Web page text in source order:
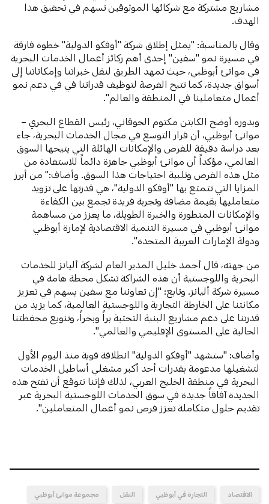
مشاريع مشتركة مع شركائها الموثوقين تسهم في تحقيق هذا
الهدف.
وقال بالمناسبة: "يمثل إطلاق شركة "أوفكو الدولية" خطوة فارقة
في مسيرة نمو "سفين" إحدى أهم ركائز أعمال الخدمات البحرية
في موانئ أبوظبي، حيث تمهد الطريق لنقل خبراتنا وإمكاناتنا إلى
أسواق جديدة، كما تتيح الفرصة لتوظيف قدراتنا في في دعم نمو
أعمال متعاملينا في المنطقة والعالم".
وبدوره أوضح الكابتن مكتوم الحوقاني، رئيس القطاع البحري –
موانئ أبوظبي، أن قرار التوسع في مجال الخدمات البحرية، جاء
بعد دراسة دقيقة للفرص والإمكانات الهائلة التي يتيحها السوق
العالمي، مؤكداً أن موانئ أبوظبي جاهزة دائماً للاستفادة من
مثل هذه الفرص وتلبية احتياجات هذا السوق. وأضاف:" من أبرز
المزايا التي تتمتع بها "أوفكو الدولية"، هي قدرتها على تزويد
متعامليها بقيمة مضافة وتجربة فريدة تجمع بين الكفاءة
والإمكانات المتطورة والخبرة الطويلة، ما يعزز من مساهمة
موانئ أبوظبي في مسيرة التنمية الاقتصادية لإمارة أبوظبي
ودولة الإمارات العربية المتحدة".
من جهته، قال أحمد خليل المدير العام لشركة أليانز للخدمات
البحرية واللوجستية أن هذه الشراكة تشكل محطة هامة في
مسيرة شركة أليانز. وتابع: "إن تعاوننا مع سفين يسهم في تعزيز
مكانتنا على الخارطة التجارية واللوجستية العالمية، كما يزيد من
قدرتنا على دعم مشاريع البنية التحتية براً وبحراً، وتنويع محفظتنا
الحالية على المستوى الإقليمي والعالمي".
وأضاف: "ستشهد "أوفكو الدولية" انطلاقة قوية منذ اليوم الأول
لتشغيلها مدعومة بقدرات أحد أكبر مشغلي أساطيل الخدمات
البحرية في منطقة الخليج العربي، لذلك فإننا نتوقع أن تفتح هذه
الجديدة آفاقاً جديدة في سوق الخدمات اللوجستية البحرية عبر
تقديم حلول متكاملة تعزز فرص نمو أعمال المتعاملين".
الاقتصاد التجارة في أبوظبي النقل مجموعة موانئ أبوظبي